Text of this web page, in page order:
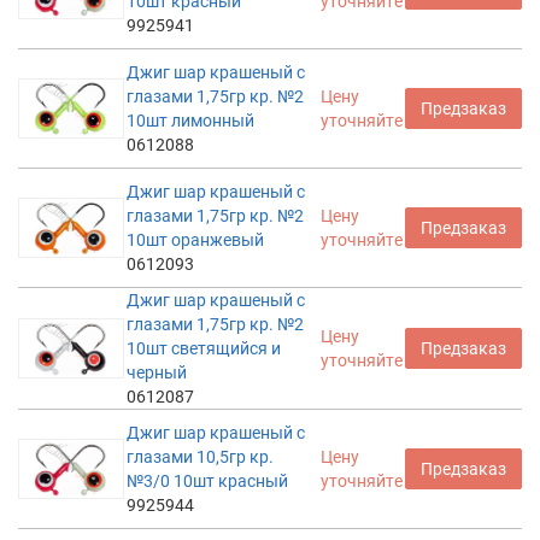
9925941
Джиг шар крашеный с
глазами 1,75гр кр. №2
10шт лимонный
0612088
Цену
уточняйте
Предзаказ
Джиг шар крашеный с
глазами 1,75гр кр. №2
10шт оранжевый
0612093
Цену
уточняйте
Предзаказ
Джиг шар крашеный с
глазами 1,75гр кр. №2
10шт светящийся и
черный
0612087
Цену
уточняйте
Предзаказ
Джиг шар крашеный с
глазами 10,5гр кр.
№3/0 10шт красный
9925944
Цену
уточняйте
Предзаказ